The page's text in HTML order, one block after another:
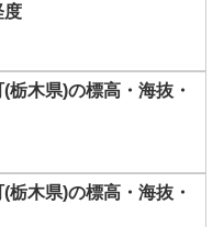
度
栃木県)の標高・海抜・
栃木県)の標高・海抜・